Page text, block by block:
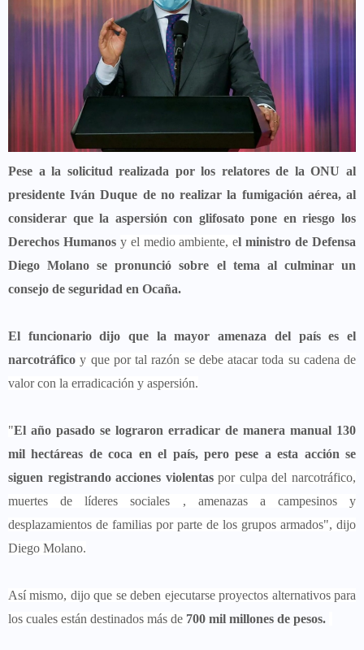
Pese a la solicitud realizada por los relatores de la ONU al
presidente Iván Duque de no realizar la fumigación aérea, al
considerar que la aspersión con glifosato pone en riesgo los
Derechos Humanos y el medio ambiente, el ministro de Defensa
Diego Molano se pronunció sobre el tema al culminar un
consejo de seguridad en Ocaña.
El funcionario dijo que la mayor amenaza del país es el
narcotráfico y que por tal razón se debe atacar toda su cadena de
valor con la erradicación y aspersión.
"El año pasado se lograron erradicar de manera manual 130
mil hectáreas de coca en el país, pero pese a esta acción se
siguen registrando acciones violentas por culpa del narcotráfico,
muertes de líderes sociales , amenazas a campesinos y
desplazamientos de familias por parte de los grupos armados", dijo
Diego Molano.
Así mismo, dijo que se deben ejecutarse proyectos alternativos para
los cuales están destinados más de 700 mil millones de pesos.